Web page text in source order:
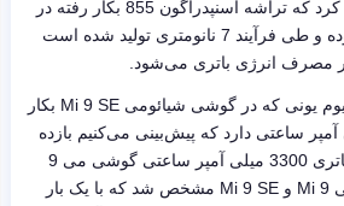
نیست، اما نباید فراموش کرد که تراشه اسنپدراگون 855 بکار رفته در
اسمارتفون بسیار بهینه بوده و طی فرآیند 7 نانومتری تولید شده است
مصرف انرژی باتری می‌شود.
در سمت مقابل باتری لیتیوم یونی که در گوشی شیائومی Mi 9 SE بکار
3070 میلی آمپر ساعتی دارد که پیش‌بینی می‌کنیم بازده
آن تقریبا مشابه با بازده باتری 3300 میلی آمپر ساعتی گوشی می 9
باشد. در بررسی شیائومی Mi 9 و Mi 9 SE مشخص شد که با یک بار